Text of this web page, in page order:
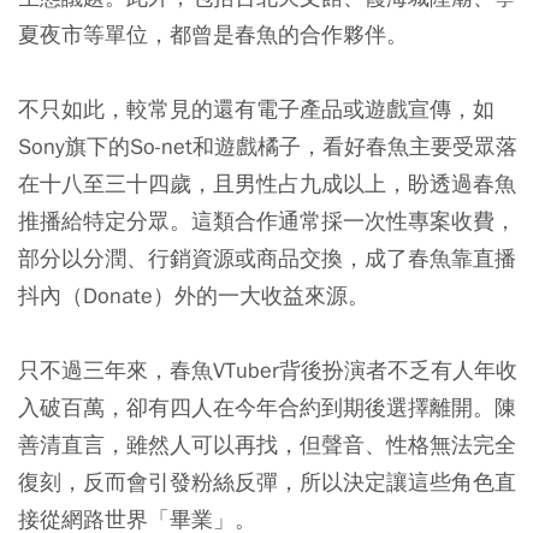
夏夜市等單位，都曾是春魚的合作夥伴。
不只如此，較常見的還有電子產品或遊戲宣傳，如
Sony旗下的So-net和遊戲橘子，看好春魚主要受眾落
在十八至三十四歲，且男性占九成以上，盼透過春魚
推播給特定分眾。這類合作通常採一次性專案收費，
部分以分潤、行銷資源或商品交換，成了春魚靠直播
抖內（Donate）外的一大收益來源。
只不過三年來，春魚VTuber背後扮演者不乏有人年收
入破百萬，卻有四人在今年合約到期後選擇離開。陳
善清直言，雖然人可以再找，但聲音、性格無法完全
復刻，反而會引發粉絲反彈，所以決定讓這些角色直
接從網路世界「畢業」。